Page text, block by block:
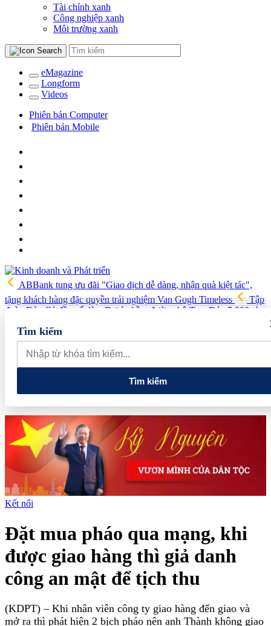
Tài chính xanh
Công nghiệp xanh
Môi trường xanh
eMagazine
Longform
Videos
Phiên bản Computer
Phiên bản Mobile
ABBank tung ưu đãi "Giao dịch dễ dàng, nhận quà kiệt tác",
tặng khách hàng đặc quyền trải nghiệm Van Gogh Timeless
Tập
đoàn Đèo Cả đề xuất làm Dự án hầm đường bộ Tam Đảo 5.800 tỷ
Hải quan Lào Cai phát hiện 5 vụ vi phạm, tạm giữ gần 700 kg
thực phẩm và nhiều điện thoại nhập lậu
Lan tỏa văn hóa kinh
doanh, tìm kiếm doanh nghiệp tiêu biểu trên toàn quốc
các cửa hàng rau củ quả sạch tại Hà Nội
Tìm kiếm
Tìm kiếm
Kết nối
Đặt mua pháo qua mạng, khi
được giao hàng thì giả danh
công an mật để tịch thu
(KDPT) – Khi nhân viên công ty giao hàng đến giao và
mở ra thì phát hiện 2 bịch pháo nên anh Thành không giao